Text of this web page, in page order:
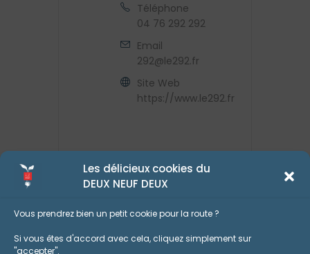
Les délicieux cookies du
DEUX NEUF DEUX
Vous prendrez bien un petit cookie pour la route ?
Si vous êtes d'accord avec cela, cliquez simplement sur
"accepter".
Téléphone
04 76 292 292
Email
292@le292.fr
Site Web
https://www.le292.fr